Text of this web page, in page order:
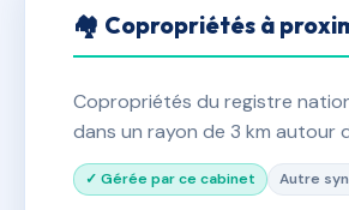
🏘 Copropriétés à
Copropriétés du registre
dans un rayon de 3 km autour
✓ Gérée par ce cabinet Autre